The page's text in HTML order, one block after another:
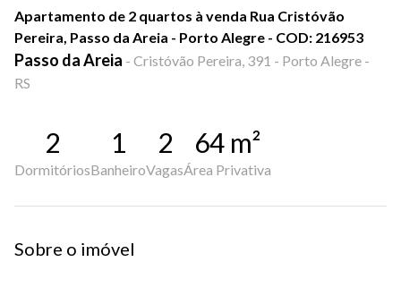
Apartamento de 2 quartos à venda Rua Cristóvão
Pereira, Passo da Areia - Porto Alegre - COD: 216953
Passo da Areia - Cristóvão Pereira, 391 - Porto Alegre -
RS
2
Dormitórios
1
Banheiro
2
Vagas
64 m²
Área Privativa
Sobre o imóvel